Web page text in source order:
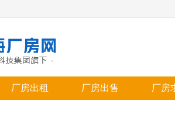
厂房出租 厂房出售 厂房